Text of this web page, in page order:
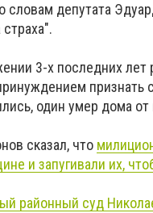
словам депутата
3-х последних
признать
один умер дома
сказал, что
и запугивали их,
районный суд